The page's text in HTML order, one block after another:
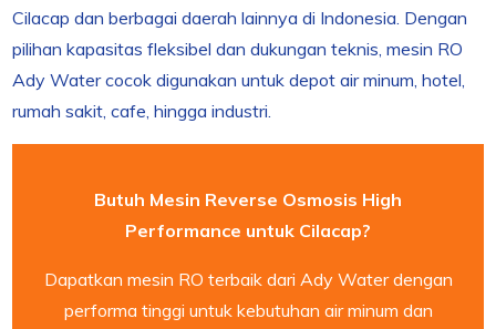
Cilacap dan berbagai daerah lainnya di Indonesia. Dengan
pilihan kapasitas fleksibel dan dukungan teknis, mesin RO
Ady Water cocok digunakan untuk depot air minum, hotel,
rumah sakit, cafe, hingga industri.
Butuh Mesin Reverse Osmosis High
Performance untuk Cilacap?
Dapatkan mesin RO terbaik dari Ady Water dengan
performa tinggi untuk kebutuhan air minum dan